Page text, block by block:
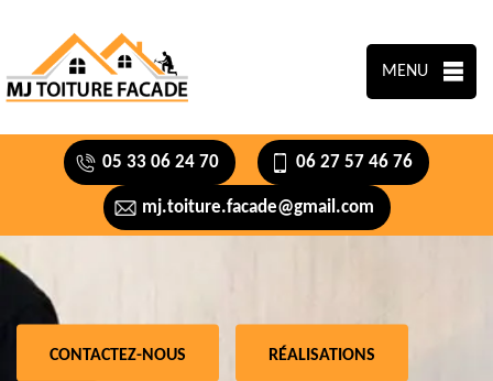
MENU
05 33 06 24 70 06 27 57 46 76
mj.toiture.facade@gmail.com
CONTACTEZ-NOUS RÉALISATIONS